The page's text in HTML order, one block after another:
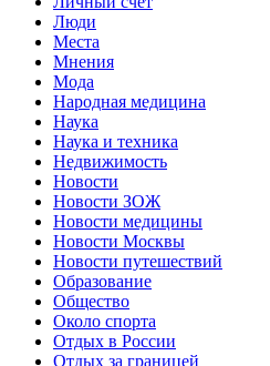
Люди
Места
Мнения
Мода
Народная медицина
Наука
Наука и техника
Недвижимость
Новости
Новости ЗОЖ
Новости медицины
Новости Москвы
Новости путешествий
Образование
Общество
Около спорта
Отдых в России
Отдых за границей